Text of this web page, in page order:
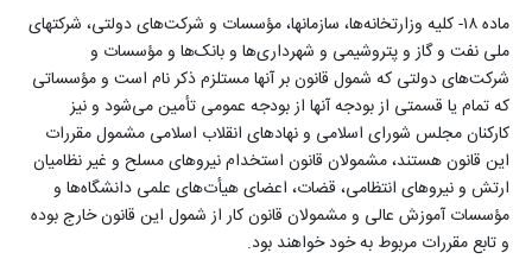
ماده ۱۸- کلیه وزارتخانه‌ها، سازمانها، ‌‌مؤسسات و شرکت‌های دولتی، شرکتهای
ملی نفت و گاز و پتروشیمی و شهرداری‌ها و بانک‌ها و ‌‌مؤسسات و
شرکت‌های دولتی که شمول قانون بر آنها مستلزم ذکر نام است و ‌‌مؤسساتی
که تمام یا قسمتی از بودجه آنها از بودجه عمومی ‌‌تأمین می‌شود و نیز
کارکنان مجلس شورای اسلامی و نهادهای انقلاب اسلامی مشمول مقررات
این قانون هستند، مشمولان قانون استخدام نیروهای مسلح و غیر نظامیان
ارتش و نیروهای انتظامی، قضات، اعضای هیأت‌های علمی دانشگاه‌‌ها و
‌‌مؤسسات آموزش عالی و مشمولان قانون کار از شمول این قانون خارج بوده
و تابع مقررات مربوط به خود خواهند بود.